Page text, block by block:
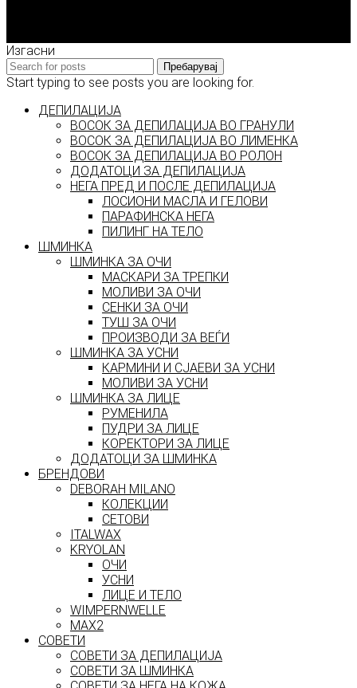
Изгасни
Пребарувај
Start typing to see posts you are looking for.
ДЕПИЛАЦИЈА
ВОСОК ЗА ДЕПИЛАЦИЈА ВО ГРАНУЛИ
ВОСОК ЗА ДЕПИЛАЦИЈА ВО ЛИМЕНКА
ВОСОК ЗА ДЕПИЛАЦИЈА ВО РОЛОН
ДОДАТОЦИ ЗА ДЕПИЛАЦИЈА
НЕГА ПРЕД И ПОСЛЕ ДЕПИЛАЦИЈА
ЛОСИОНИ МАСЛА И ГЕЛОВИ
ПАРАФИНСКА НЕГА
ПИЛИНГ НА ТЕЛО
ШМИНКА
ШМИНКА ЗА ОЧИ
МАСКАРИ ЗА ТРЕПКИ
МОЛИВИ ЗА ОЧИ
СЕНКИ ЗА ОЧИ
ТУШ ЗА ОЧИ
ПРОИЗВОДИ ЗА ВЕЃИ
ШМИНКА ЗА УСНИ
КАРМИНИ И СЈАЕВИ ЗА УСНИ
МОЛИВИ ЗА УСНИ
ШМИНКА ЗА ЛИЦЕ
РУМЕНИЛА
ПУДРИ ЗА ЛИЦЕ
КОРЕКТОРИ ЗА ЛИЦЕ
ДОДАТОЦИ ЗА ШМИНКА
БРЕНДОВИ
DEBORAH MILANO
КОЛЕКЦИИ
СЕТОВИ
ITALWAX
KRYOLAN
ОЧИ
УСНИ
ЛИЦЕ И ТЕЛО
WIMPERNWELLE
MAX2
СОВЕТИ
СОВЕТИ ЗА ДЕПИЛАЦИЈА
СОВЕТИ ЗА ШМИНКА